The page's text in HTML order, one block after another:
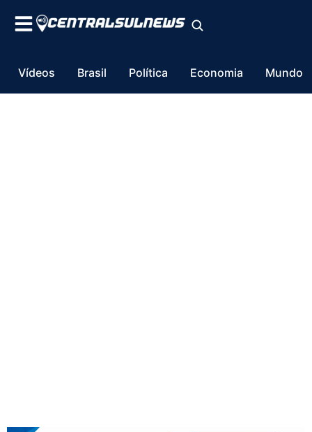
Vídeos Brasil Política Economia Mundo